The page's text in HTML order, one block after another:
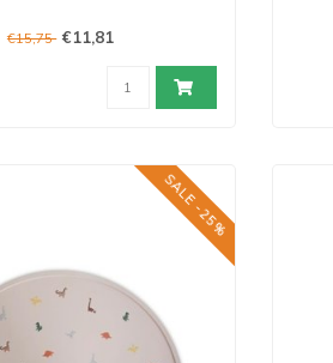
€15,75 €11,81
SALE -25%